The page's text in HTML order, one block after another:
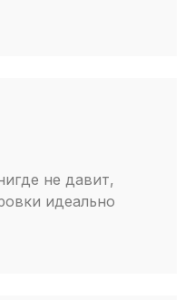
не давит,
идеально